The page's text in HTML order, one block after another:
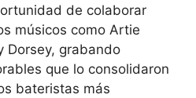
de colaborar
músicos como Artie
Dorsey, grabando
que lo consolidaron
bateristas más